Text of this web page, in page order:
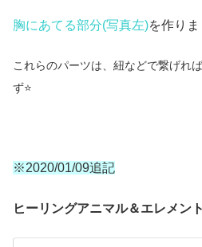
胸にあてる部分(写真左)を作りま
これらのパーツは、紐などで繋げれ
ず⭐
※2020/01/09追記
ヒーリングアニマル＆エレメン